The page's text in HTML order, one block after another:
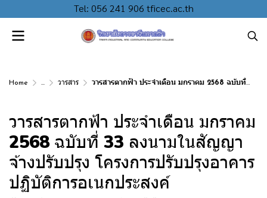
Tel: 056 241 906 tficec.ac.th
Home ... วารสาร วารสารตากฟ้า ประจำเดือน มกราคม 2568 ฉบับที่ 33 ลงนามในสัญญาจ้างปรับปรุง โครงการปรับปรุงอาคารปฏิบัติการอเนกประสงค์
วารสารตากฟ้า ประจำเดือน มกราคม
2568 ฉบับที่ 33 ลงนามในสัญญา
จ้างปรับปรุง โครงการปรับปรุงอาคาร
ปฏิบัติการอเนกประสงค์